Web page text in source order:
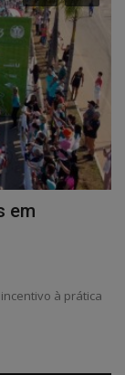
em
à prática